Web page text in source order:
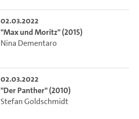
02.03.2022
"Max und Moritz" (2015)
Nina Dementaro
02.03.2022
"Der Panther" (2010)
Stefan Goldschmidt